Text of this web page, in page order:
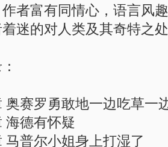
者富有同情心，语言风
迷的对人类及其奇特之
奥赛罗勇敢地一边吃草一
海德有怀疑
马普尔小姐身上打湿了